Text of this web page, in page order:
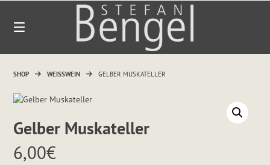
zum
SHOP WEISSWEIN GELBER MUSKATELLER
Gelber Muskateller
6,00€